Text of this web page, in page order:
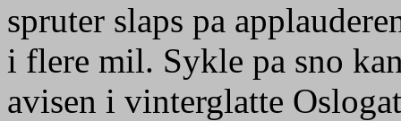
spruter slaps pa
i flere mil. Sykle pa sno
avisen i vinterglatte